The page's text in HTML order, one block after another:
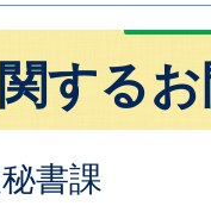
する
書課